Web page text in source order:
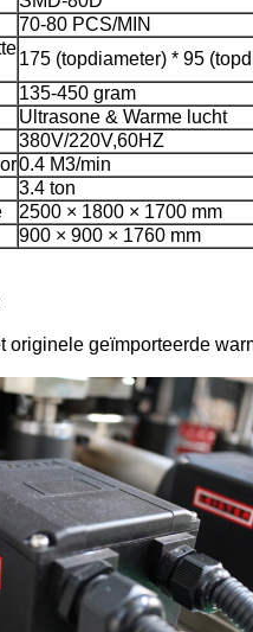
70-80 PCS/MIN
175 (topdiameter) * 95
135-450 gram
Ultrasone & Warme lucht
380V/220V,60HZ
0.4 M3/min
3.4 ton
2500 × 1800 × 1700 mm
900 × 900 × 1760 mm
originele geïmporteerde